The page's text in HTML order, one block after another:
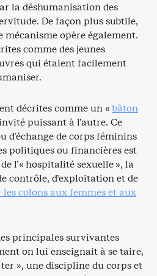
la déshumanisation des
De façon plus subtile,
mécanisme opère également.
comme des jeunes
qui étaient facilement
décrites comme un «bâton
invité puissant à l’autre. Ce
d’échange de corps féminins
politiques ou financières est
l’« hospitalité sexuelle », la
contrôle, d’exploitation et de
colons aux femmes et aux
principales survivantes
on lui enseignait à se taire,
», une discipline du corps et